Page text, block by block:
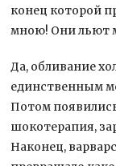
конец которой
мною! Они льют
Да, обливание
единственным
Потом
шокотерапия,
Наконец,